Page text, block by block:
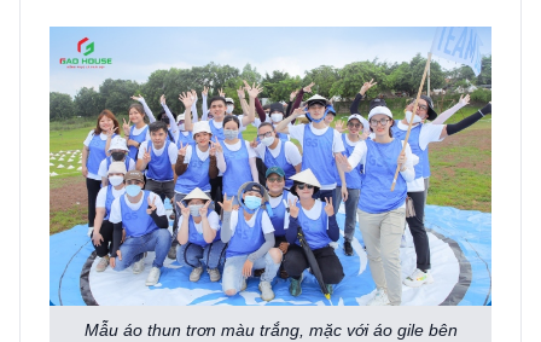
Mẫu áo thun trơn màu trắng, mặc với áo gile bên